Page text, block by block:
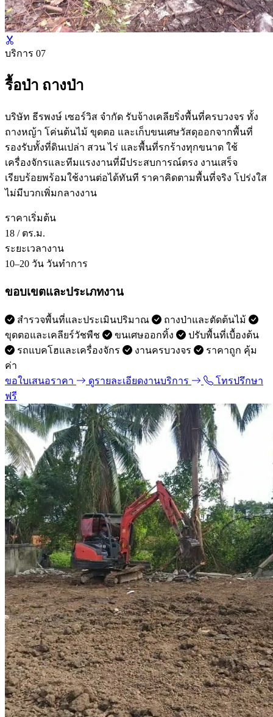
บริการ 07
รื้อป่า ถางป่า
บริษัท ธีรพงษ์ เซอร์วิส จำกัด รับจ้างเคลียริ่งพื้นที่ครบวงจร ทั้ง
ถางหญ้า โค่นต้นไม้ ขุดตอ และเก็บขนเศษวัสดุออกจากพื้นที่
รองรับทั้งที่ดินเปล่า สวน ไร่ และพื้นที่รกร้างทุกขนาด ใช้
เครื่องจักรและทีมแรงงานที่มีประสบการณ์ตรง งานเสร็จ
เรียบร้อยพร้อมใช้งานต่อได้ทันที ราคาคิดตามพื้นที่จริง โปร่งใส
ไม่มีบวกเพิ่มกลางงาน
ราคาเริ่มต้น
18 / ตร.ม.
ระยะเวลางาน
10–20 วัน วันทำการ
ขอบเขตและประเภทงาน
สำรวจพื้นที่และประเมินปริมาณ
ถางป่าและตัดต้นไม้
ขุดตอและเคลียร์วัชพืช
ขนเศษออกทิ้ง
ปรับพื้นที่เบื้องต้น
รถแบคโฮและเครื่องจักร
งานครบวงจร
ราคาถูก คุ้ม
ค่า
ขอใบเสนอราคา
ดูรายละเอียดงานบริการ
โทรปรึกษา
ฟรี